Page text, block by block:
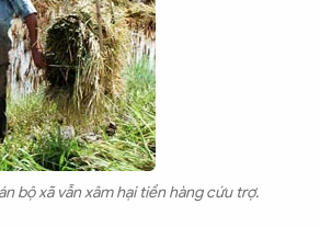
bộ xã vẫn xâm hại tiền hàng cứu trợ.